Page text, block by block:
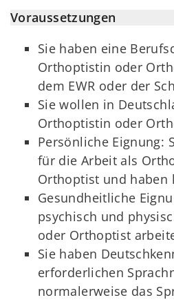
Voraussetzungen
Sie haben eine
Orthoptistin oder
dem EWR oder der
Sie wollen in
Orthoptistin oder
Persönliche Eignung:
für die Arbeit als
Orthoptist und haben
Gesundheitliche
psychisch und
oder Orthoptist
Sie haben
erforderlichen
normalerweise das